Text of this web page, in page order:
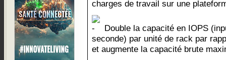
charges de travail sur une
Double la capacité en IOPS
seconde) par unité de rack par
et augmente la capacité brute